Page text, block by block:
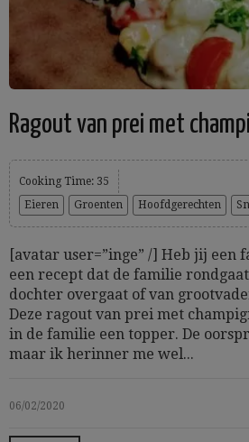
Ragout van prei met
Cooking Time: 35
Eieren
Groenten Hoofdgerechten
[avatar user=”inge” /] Heb jij een
een recept dat de familie
dochter overgaat of van
Deze ragout van prei met
in de familie een topper. De
maar ik herinner me wel...
06/02/2020